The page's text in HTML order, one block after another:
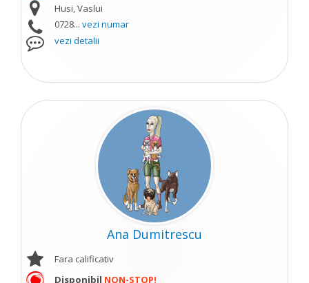
Husi, Vaslui
0728... vezi numar
vezi detalii
Ana Dumitrescu
Fara calificativ
Disponibil NON-STOP!